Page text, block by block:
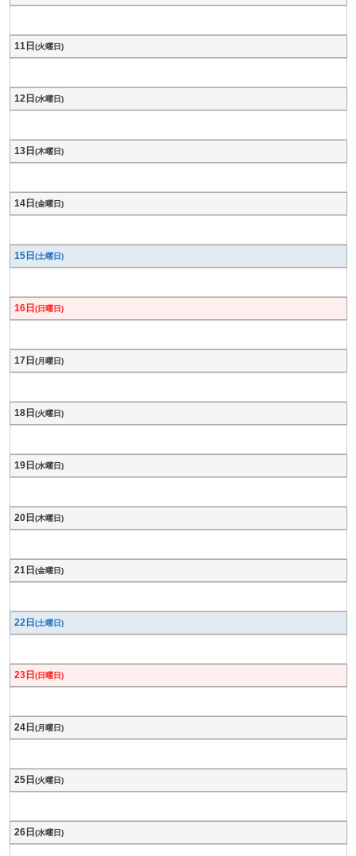
11日 (火曜日)
12日 (水曜日)
13日 (木曜日)
14日 (金曜日)
15日 (土曜日)
16日 (日曜日)
17日 (月曜日)
18日 (火曜日)
19日 (水曜日)
20日 (木曜日)
21日 (金曜日)
22日 (土曜日)
23日 (日曜日)
24日 (月曜日)
25日 (火曜日)
26日 (水曜日)